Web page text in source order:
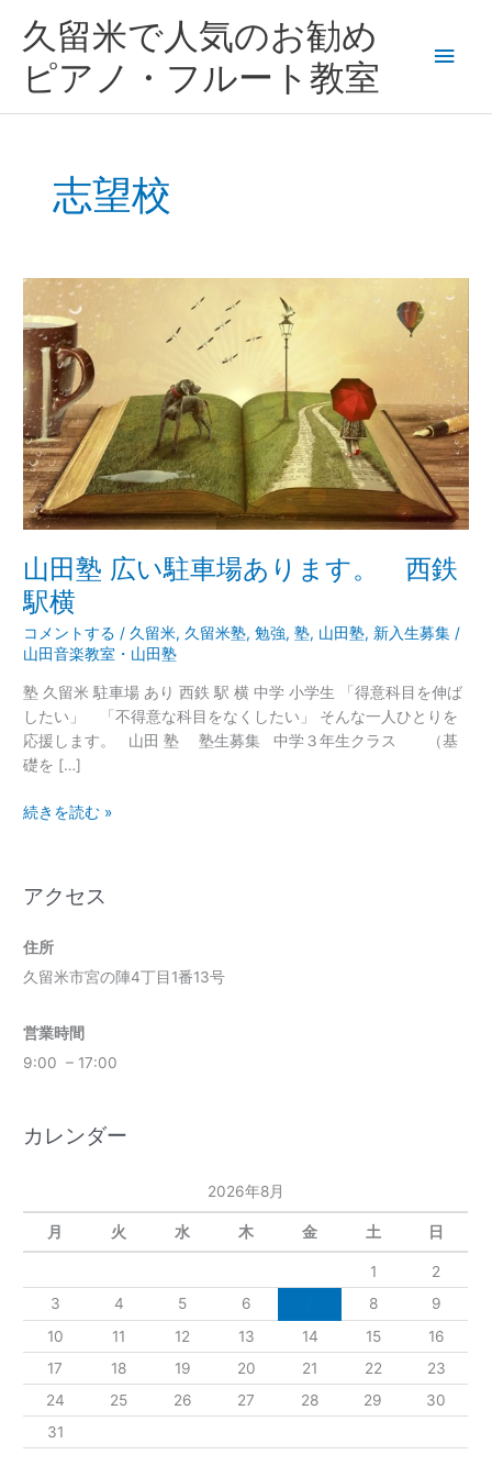
久留米で人気のお勧め
ピアノ・フルート教室
イ
ン
ー
志望校
山田塾 広い駐車場あります。 西鉄
駅横
コメントする / 久留米, 久留米塾,勉強,塾, 山田塾, 新入生募集 /
山田音楽教室・山田塾
塾 久留米 駐車場 あり 西鉄 駅 横 中学 小学生 「得意科目を伸ば
したい」 「不得意な科目をなくしたい」 そんな一人ひとりを
応援します。 山田 塾 塾生募集 中学３年生クラス （基
礎を […]
田
塾
広
い
駐
車
場
あ
り
ま
す。
西
鉄
駅
横
続きを読む »
アクセス
住所
久留米市宮の陣4丁目1番13号
営業時間
9:00 – 17:00
カレンダー
2026年8月
月 火 水 木 金 土 日
1
2
3
4 5 6 8
9
10
11 12 13 14 15
16
17
18 19 20 21 22
23
24
25 26 27 28 29
30
31